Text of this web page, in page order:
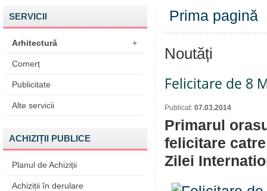
SERVICII
Arhitectură +
Comerț
Publicitate
Alte servicii
ACHIZIȚII PUBLICE
Planul de Achiziții
Achiziții în derulare
Prima pagină
Noutăți
Felicitare de 8
Publicat: 07.03.2014
Primarul
felicitare
Zilei